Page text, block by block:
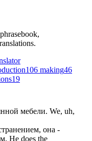
106 making46
19
мебели. We, uh,
она -
He does the